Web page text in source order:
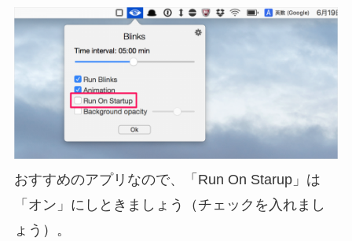
おすすめのアプリなので、「Run On Starup」は
「オン」にしときましょう（チェックを入れまし
ょう）。